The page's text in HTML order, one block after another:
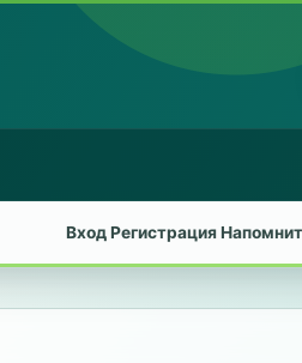
Вход Регистрация